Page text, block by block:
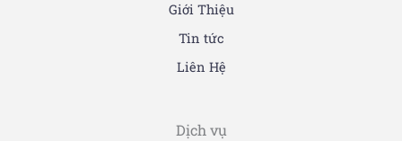
Giới Thiệu
Tin tức
Liên Hệ
Dịch vụ